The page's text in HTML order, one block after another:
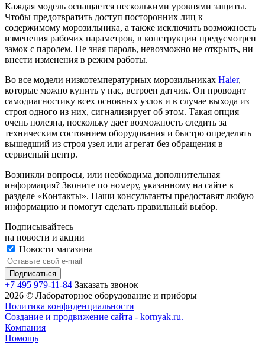
Каждая модель оснащается несколькими уровнями защиты.
Чтобы предотвратить доступ посторонних лиц к
содержимому морозильника, а также исключить возможность
изменения рабочих параметров, в конструкции предусмотрен
замок с паролем. Не зная пароль, невозможно не открыть, ни
внести изменения в режим работы.
Во все модели низкотемпературных морозильниках Haier,
которые можно купить у нас, встроен датчик. Он проводит
самодиагностику всех основных узлов и в случае выхода из
строя одного из них, сигнализирует об этом. Такая опция
очень полезна, поскольку дает возможность следить за
техническим состоянием оборудования и быстро определять
вышедший из строя узел или агрегат без обращения в
сервисный центр.
Возникли вопросы, или необходима дополнительная
информация? Звоните по номеру, указанному на сайте в
разделе «Контакты». Наши консультанты предоставят любую
информацию и помогут сделать правильный выбор.
Подписывайтесь
на новости и акции
Новости магазина
+7 495 979-11-84 Заказать звонок
2026 © Лабораторное оборудование и приборы
Политика конфиденциальности
Создание и продвижение сайта - kornyak.ru.
Компания
Помощь